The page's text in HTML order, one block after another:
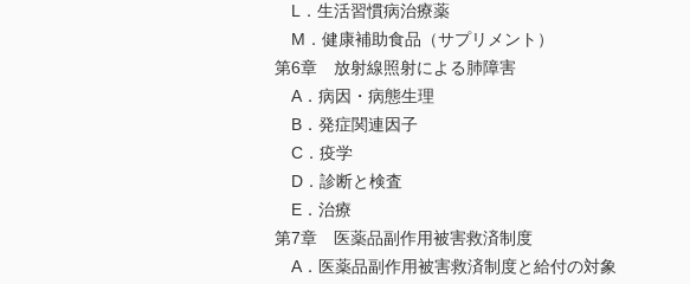
L．生活習慣病治療薬
M．健康補助食品（サプリメント）
第6章 放射線照射による肺障害
A．病因・病態生理
B．発症関連因子
C．疫学
D．診断と検査
E．治療
第7章 医薬品副作用被害救済制度
A．医薬品副作用被害救済制度と給付の対象